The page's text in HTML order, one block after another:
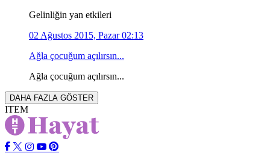
Gelinliğin yan etkileri
02 Ağustos 2015, Pazar 02:13
Ağla çocuğum açılırsın...
Ağla çocuğum açılırsın...
DAHA FAZLA GÖSTER
ITEM